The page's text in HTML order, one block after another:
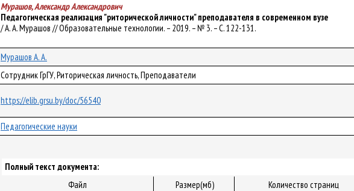
Мурашов, Александр Александрович
Педагогическая реализация "риторической личности" преподавателя в современном вузе
/ А. А. Мурашов // Образовательные технологии. – 2019. – № 3. – С. 122-131.
Мурашов А. А.
Сотрудник ГрГУ, Риторическая личность, Преподаватели
https://elib.grsu.by/doc/56540
Педагогические науки
Полный текст документа:
Файл
Размер(мб) Количество страниц